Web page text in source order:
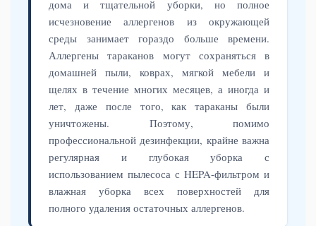
дома и тщательной уборки, но полное
исчезновение аллергенов из окружающей
среды занимает гораздо больше времени.
Аллергены тараканов могут сохраняться в
домашней пыли, коврах, мягкой мебели и
щелях в течение многих месяцев, а иногда и
лет, даже после того, как тараканы были
уничтожены. Поэтому, помимо
профессиональной дезинфекции, крайне важна
регулярная и глубокая уборка с
использованием пылесоса с HEPA-фильтром и
влажная уборка всех поверхностей для
полного удаления остаточных аллергенов.